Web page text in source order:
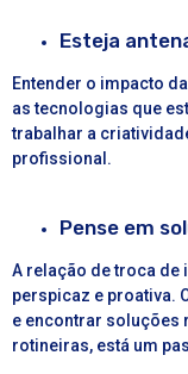
Esteja
Entender o impacto
as tecnologias que
trabalhar a
profissional.
Pense em
A relação de troca de
perspicaz e proativa.
e encontrar soluções
rotineiras, está um